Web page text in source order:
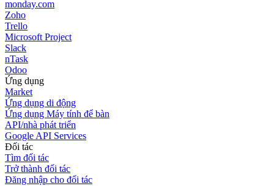
monday.com
Zoho
Trello
Microsoft Project
Slack
nTask
Odoo
Ứng dụng
Market
Ứng dụng di động
Ứng dụng Máy tính để bàn
API/nhà phát triển
Google API Services
Đối tác
Tìm đối tác
Trở thành đối tác
Đăng nhập cho đối tác